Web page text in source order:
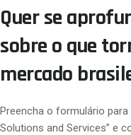
Quer se
sobre o que
mercado
Preencha o formulário para
Solutions and Services” e